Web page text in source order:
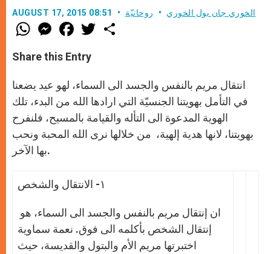
AUGUST 17, 2015 08:51 الخوري جان بول الخوري روحانيّة
W
h
t
s
p
M
e
s
e
e
r
F
a
e
b
o
k
w
r
Share this Entry
انتقال مريم بالنفس والجسد الى السماء، لهو عيد يضعنا
في التأمل بهويتنا الجنسيّة التي ارادها الله من البدء، تلك
الهوية المدعوة الى التأله والقيامة بالمسيح، فلنفرح
بهويتنا، لانها هدية إلهية، من خلالها نرى الله المحبة ونحب
بها الآخر.
١- الانتقال والشخص
ان إنتقال مريم بالنفس والجسد الى السماء، هو
إنتقال الشخص بأكلمه الى فوق. نعمة سماوية
اختبرتها مريم اﻷم والبتول والقديسة، حيث